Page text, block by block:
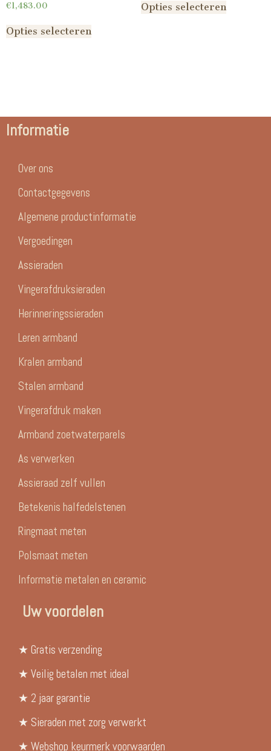
€1,483.00
Opties selecteren
Opties selecteren
Informatie
Over ons
Contactgegevens
Algemene productinformatie
Vergoedingen
Assieraden
Vingerafdruksieraden
Herinneringssieraden
Leren armband
Kralen armband
Stalen armband
Vingerafdruk maken
Armband zoetwaterparels
As verwerken
Assieraad zelf vullen
Betekenis halfedelstenen
Ringmaat meten
Polsmaat meten
Informatie metalen en ceramic
Uw voordelen
★ Gratis verzending
★ Veilig betalen met ideal
★ 2 jaar garantie
★ Sieraden met zorg verwerkt
★ Webshop keurmerk voorwaarden